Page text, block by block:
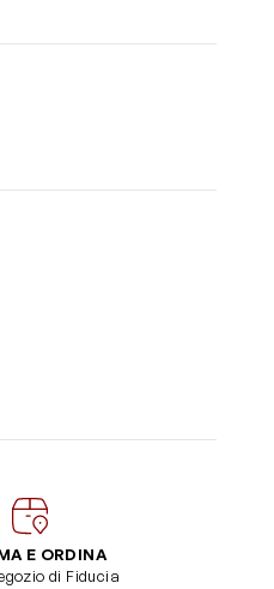
E ORDINA
di Fiducia